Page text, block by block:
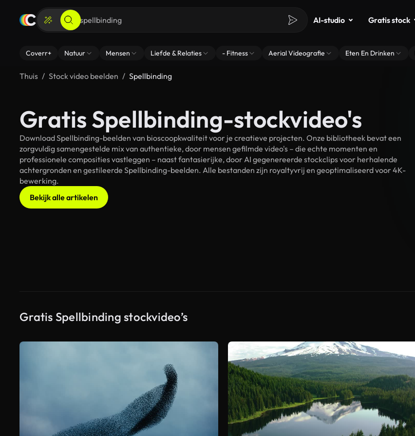
AI-studio Gratis stock
Coverr+ Natuur Mensen Liefde & Relaties - Fitness Aerial Videografie Eten En Drinken
Thuis Stock video beelden Spellbinding
Gratis Spellbinding-stockvideo's
Download Spellbinding-beelden van bioscoopkwaliteit voor je creatieve projecten. Onze bibliotheek bevat een
zorgvuldig samengestelde mix van authentieke, door mensen gefilmde video's – die echte momenten en
professionele composities vastleggen – naast fantasierijke, door AI gegenereerde stockclips voor herhalende
achtergronden en gestileerde Spellbinding-beelden. Alle bestanden zijn royaltyvrij en geoptimaliseerd voor 4K-
bewerking.
Bekijk alle artikelen
Gratis Spellbinding stockvideo’s